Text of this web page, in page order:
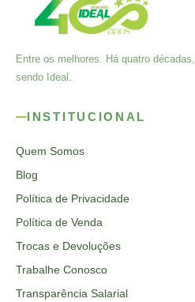
Entre os melhores. Há quatro décadas,
sendo Ideal.
INSTITUCIONAL
Quem Somos
Blog
Política de Privacidade
Política de Venda
Trocas e Devoluções
Trabalhe Conosco
Transparência Salarial